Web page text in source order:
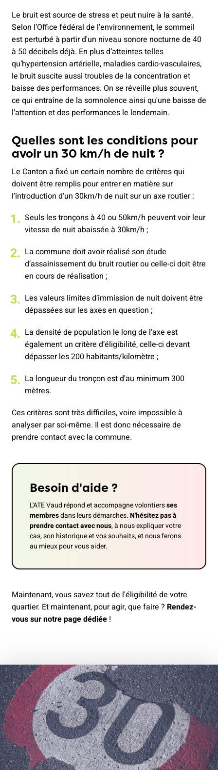
Le bruit est source de stress et peut nuire à la santé.
Selon l’Office fédéral de l’environnement, le sommeil
est perturbé à partir d'un niveau sonore nocturne de 40
à 50 décibels déjà. En plus d’atteintes telles
qu’hypertension artérielle, maladies cardio-vasculaires,
le bruit suscite aussi troubles de la concentration et
baisse des performances. On se réveille plus souvent,
ce qui entraîne de la somnolence ainsi qu'une baisse de
l'attention et des performances le lendemain.
Quelles sont les conditions pour
avoir un 30 km/h de nuit ?
Le Canton a fixé un certain nombre de critères qui
doivent être remplis pour entrer en matière sur
l’introduction d’un 30km/h de nuit sur un axe routier :
Seuls les tronçons à 40 ou 50km/h peuvent voir leur
vitesse de nuit abaissée à 30km/h ;
La commune doit avoir réalisé son étude
d’assainissement du bruit routier ou celle-ci doit être
en cours de réalisation ;
Les valeurs limites d’immission de nuit doivent être
dépassées sur les axes en question ;
La densité de population le long de l’axe est
également un critère d’éligibilité, celle-ci devant
dépasser les 200 habitants/kilomètre ;
La longueur du tronçon est d'au minimum 300
mètres.
Ces critères sont très difficiles, voire impossible à
analyser par soi-même. Il est donc nécessaire de
prendre contact avec la commune.
Besoin d'aide ?
L'ATE Vaud répond et accompagne volontiersses
membresdans leurs démarches.N'hésitez pas à
prendre contact avec nous, à nous expliquer votre
cas, son historique et vos souhaits, et nous ferons
au mieux pour vous aider.
Maintenant, vous savez tout de l'éligibilité de votre
quartier. Et maintenant, pour agir, que faire ? Rendez-
vous sur notre page dédiée !